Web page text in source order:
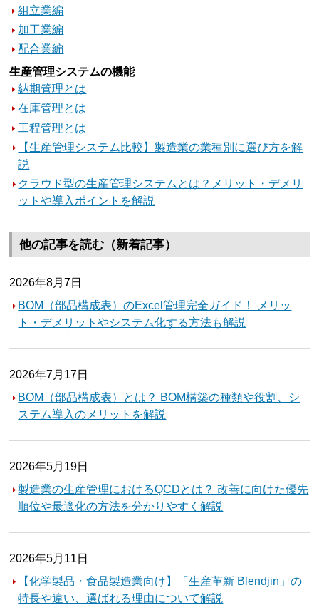
組立業編
加工業編
配合業編
生産管理システムの機能
納期管理とは
在庫管理とは
工程管理とは
【生産管理システム比較】製造業の業種別に選び方を解
説
クラウド型の生産管理システムとは？メリット・デメリ
ットや導入ポイントを解説
他の記事を読む（新着記事）
2026年8月7日
BOM（部品構成表）のExcel管理完全ガイド！ メリッ
ト・デメリットやシステム化する方法も解説
2026年7月17日
BOM（部品構成表）とは？ BOM構築の種類や役割、シ
ステム導入のメリットを解説
2026年5月19日
製造業の生産管理におけるQCDとは？ 改善に向けた優先
順位や最適化の方法を分かりやすく解説
2026年5月11日
【化学製品・食品製造業向け】「生産革新 Blendjin」の
特長や違い、選ばれる理由について解説